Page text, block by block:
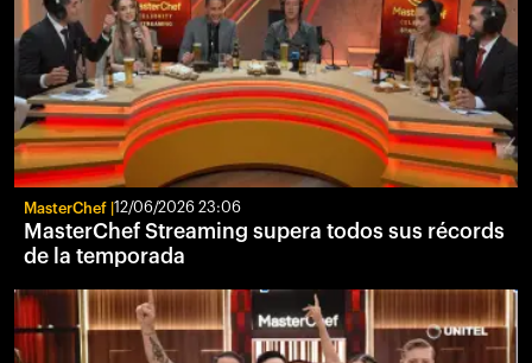
MasterChef 12/06/2026 23:06
MasterChef Streaming supera todos sus récords
de la temporada